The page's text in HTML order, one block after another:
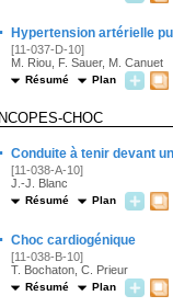
· Hypertension artérielle
[11-037-D-10]
M. Riou, F. Sauer, M. Canuet
Résumé Plan
CHOC
· Conduite à tenir devant
[11-038-A-10]
J.-J. Blanc
Résumé Plan
· Choc cardiogénique
[11-038-B-10]
T. Bochaton, C. Prieur
Résumé Plan